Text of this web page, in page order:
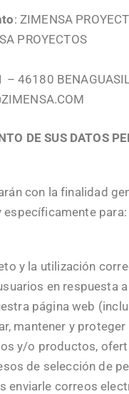
: ZIMENSA
PROYECTOS
– 46180
DE SUS DATOS
con la finalidad
para:
y la utilización
en respuesta
página web
mantener y
y/o productos,
de selección de
enviarle correos